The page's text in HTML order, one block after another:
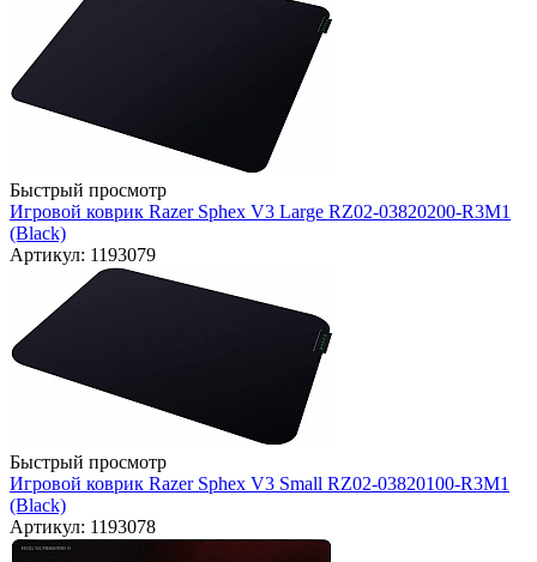
Быстрый просмотр
Игровой коврик Razer Sphex V3 Large RZ02-03820200-R3M1
(Black)
Артикул: 1193079
Быстрый просмотр
Игровой коврик Razer Sphex V3 Small RZ02-03820100-R3M1
(Black)
Артикул: 1193078